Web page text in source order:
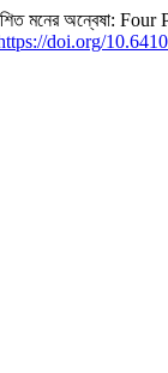
মনের
doi.org/